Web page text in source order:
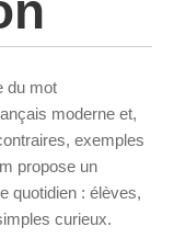
du mot
moderne et,
exemples
propose un
quotidien : élèves,
curieux.